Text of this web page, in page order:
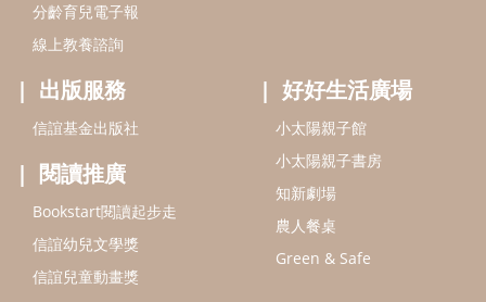
分齡育兒電子報
線上教養諮詢
出版服務
信誼基金出版社
閱讀推廣
Bookstart閱讀起步走
信誼幼兒文學獎
信誼兒童動畫獎
好好生活廣場
小太陽親子館
小太陽親子書房
知新劇場
農人餐桌
Green & Safe